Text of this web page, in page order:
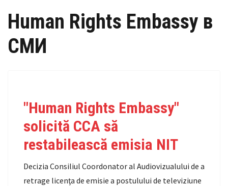
Human Rights Embassy в
СМИ
"Human Rights Embassy"
solicită CCA să
restabilească emisia NIT
Decizia Consiliul Coordonator al Audiovizualului de a
retrage licenţa de emisie a postulului de televiziune